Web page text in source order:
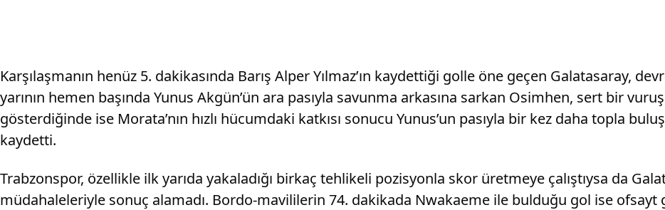
Karşılaşmanın henüz 5. dakikasında Barış Alper Yılmaz’ın kaydettiği golle öne geçen Galatasaray,
yarının hemen başında Yunus Akgün’ün ara pasıyla savunma arkasına sarkan Osimhen, sert bir
gösterdiğinde ise Morata’nın hızlı hücumdaki katkısı sonucu Yunus’un pasıyla bir kez daha topla
kaydetti.
Trabzonspor, özellikle ilk yarıda yakaladığı birkaç tehlikeli pozisyonla skor üretmeye çalıştıysa da
müdahaleleriyle sonuç alamadı. Bordo-mavililerin 74. dakikada Nwakaeme ile bulduğu gol ise ofsayt